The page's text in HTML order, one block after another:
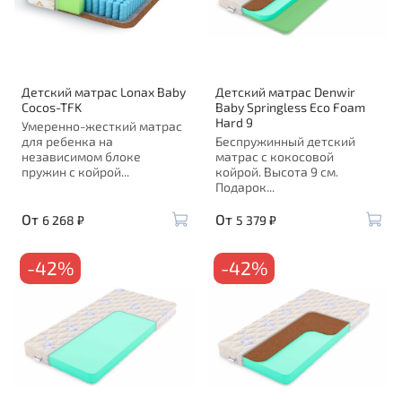
Детский матрас Lonax Baby
Cocos-TFK
Умеренно-жесткий матрас
для ребенка на
независимом блоке
пружин с койрой...
От 6 268 ₽
Детский матрас Denwir
Baby Springless Eco Foam
Hard 9
Беспружинный детский
матрас с кокосовой
койрой. Высота 9 см.
Подарок...
От 5 379 ₽
-42% -42%